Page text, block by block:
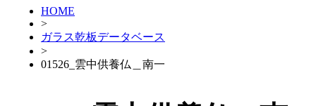
HOME
>
ガラス乾板データベース
>
01526_雲中供養仏＿南一